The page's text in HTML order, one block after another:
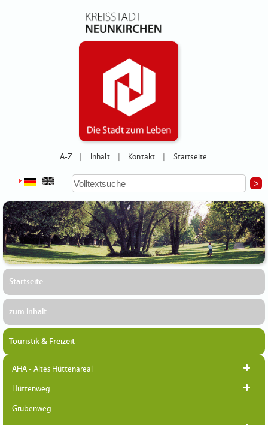
A-Z Inhalt Kontakt Startseite
Startseite
zum Inhalt
Touristik & Freizeit
AHA - Altes Hüttenareal
Hüttenweg
Grubenweg